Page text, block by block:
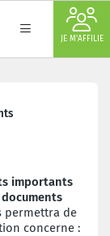
JE M'AFFILIE
importants
permettra de
concerne :